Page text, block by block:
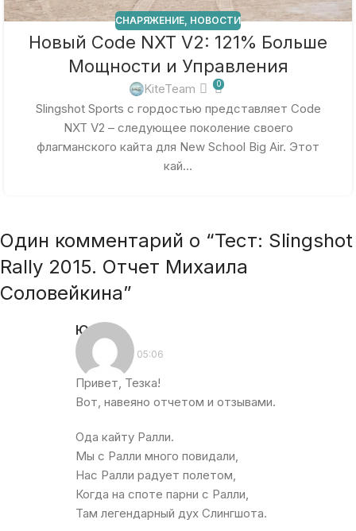
СНАРЯЖЕНИЕ, НОВОСТИ
Новый Code NXT V2: 121% Больше
Мощности и Управления
KiteTeam 0
Slingshot Sports с гордостью представляет Code
NXT V2 – следующее поколение своего
флагманского кайта для New School Big Air. Этот
кай...
Один комментарий о “Тест: Slingshot
Rally 2015. Отчет Михаила
Соловейкина”
Ю:
25.06.2016 в 05:06
Привет, Тезка!
Вот, навеяно отчетом и отзывами.
Ода кайту Ралли.
Мы с Ралли много повидали,
Нас Ралли радует полетом,
Когда на споте парни с Ралли,
Там легендарный дух Слингшота.